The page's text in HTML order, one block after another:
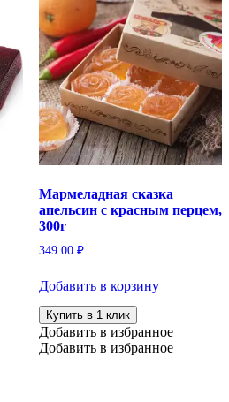
Мармеладная сказка
апельсин с красным перцем,
300г
349.00 ₽
Добавить в корзину
Купить в 1 клик
Добавить в избранное
Добавить в избранное